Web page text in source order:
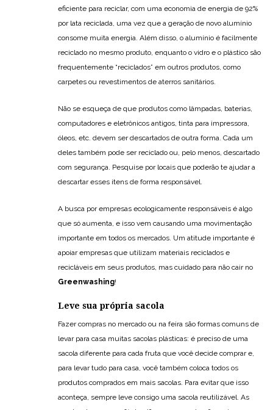
eficiente para reciclar, com uma economia de energia de 92%
por lata reciclada, uma vez que a geração de novo alumínio
consome muita energia. Além disso, o alumínio é facilmente
reciclado no mesmo produto, enquanto o vidro e o plástico são
frequentemente “reciclados” em outros produtos, como
carpetes ou revestimentos de aterros sanitários.
Não se esqueça de que produtos como lâmpadas, baterias,
computadores e eletrônicos antigos, tinta para impressora,
óleos, etc. devem ser descartados de outra forma. Cada um
deles também pode ser reciclado ou, pelo menos, descartado
com segurança. Pesquise por locais que poderão te ajudar a
descartar esses itens de forma responsável.
A busca por empresas ecologicamente responsáveis é algo
que só aumenta, e isso vem causando uma movimentação
importante em todos os mercados. Um atitude importante é
apoiar empresas que utilizam materiais reciclados e
recicláveis em seus produtos, mas cuidado para não cair no
Greenwashing!
Leve sua própria sacola
Fazer compras no mercado ou na feira são formas comuns de
levar para casa muitas sacolas plásticas: é preciso de uma
sacola diferente para cada fruta que você decide comprar e,
para levar tudo para casa, você também coloca todos os
produtos comprados em mais sacolas. Para evitar que isso
aconteça, sempre leve consigo uma sacola reutilizável. As